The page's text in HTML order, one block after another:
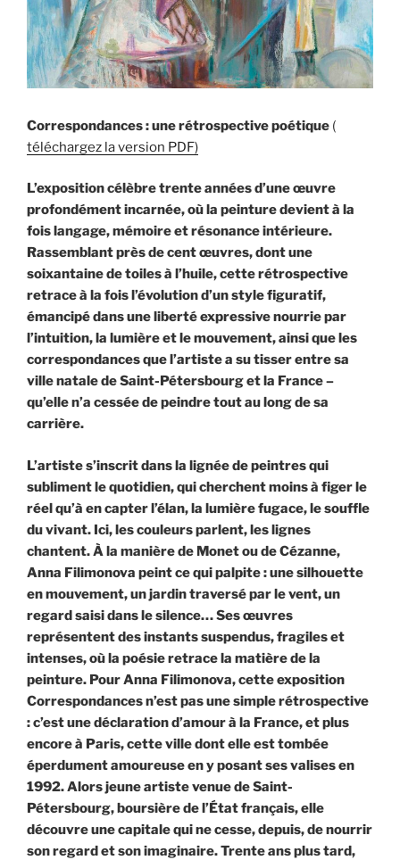
Correspondances : une rétrospective poétique (
téléchargez la version PDF)
L’exposition célèbre trente années d’une œuvre
profondément incarnée, où la peinture devient à la
fois langage, mémoire et résonance intérieure.
Rassemblant près de cent œuvres, dont une
soixantaine de toiles à l’huile, cette rétrospective
retrace à la fois l’évolution d’un style figuratif,
émancipé dans une liberté expressive nourrie par
l’intuition, la lumière et le mouvement, ainsi que les
correspondances que l’artiste a su tisser entre sa
ville natale de Saint-Pétersbourg et la France –
qu’elle n’a cessée de peindre tout au long de sa
carrière.
L’artiste s’inscrit dans la lignée de peintres qui
subliment le quotidien, qui cherchent moins à figer le
réel qu’à en capter l’élan, la lumière fugace, le souffle
du vivant. Ici, les couleurs parlent, les lignes
chantent. À la manière de Monet ou de Cézanne,
Anna Filimonova peint ce qui palpite : une silhouette
en mouvement, un jardin traversé par le vent, un
regard saisi dans le silence… Ses œuvres
représentent des instants suspendus, fragiles et
intenses, où la poésie retrace la matière de la
peinture. Pour Anna Filimonova, cette exposition
Correspondances n’est pas une simple rétrospective
: c’est une déclaration d’amour à la France, et plus
encore à Paris, cette ville dont elle est tombée
éperdument amoureuse en y posant ses valises en
1992. Alors jeune artiste venue de Saint-
Pétersbourg, boursière de l’État français, elle
découvre une capitale qui ne cesse, depuis, de nourrir
son regard et son imaginaire. Trente ans plus tard,